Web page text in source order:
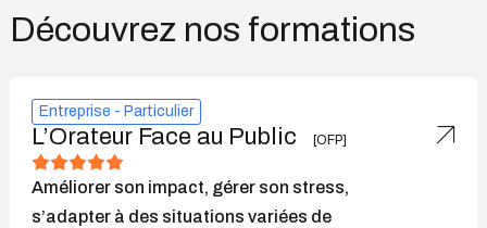
Découvrez nos formations
Entreprise - Particulier
L’Orateur Face au Public [OFP]
Améliorer son impact, gérer son stress,
s’adapter à des situations variées de